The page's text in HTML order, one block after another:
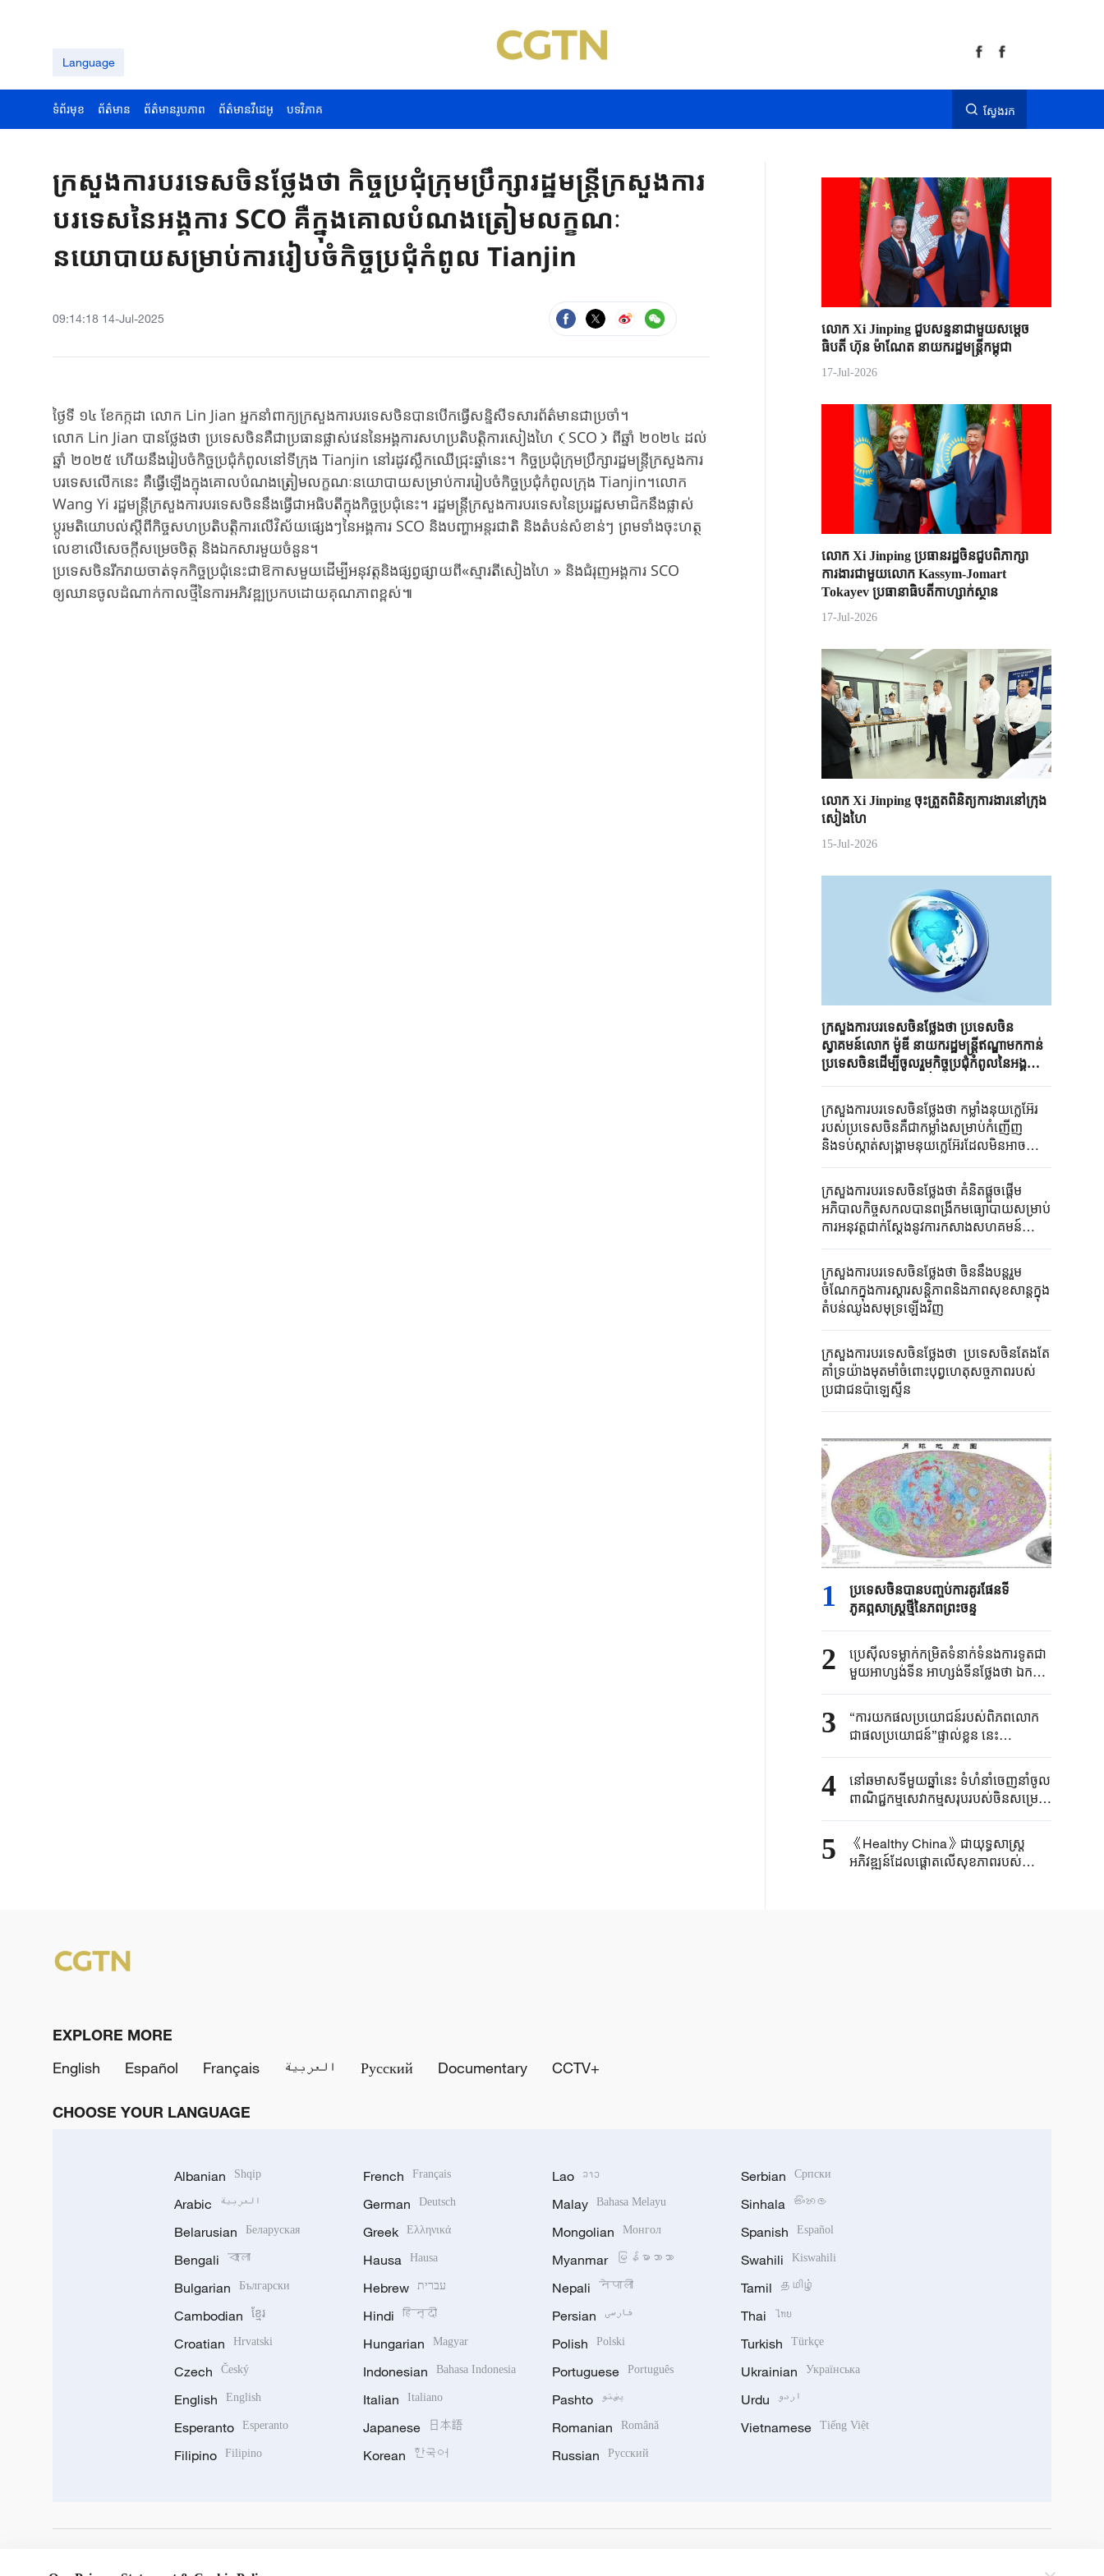
Language
ទំព័រមុខ ព័ត៌មាន ព័ត៌មានរូបភាព ព័ត៌មានវីដេអូ បទវិភាគ ស្វែងរក
ក្រសួងការបរទេសចិនថ្លែងថា កិច្ចប្រជុំក្រុមប្រឹក្សារដ្ឋមន្ត្រីក្រសួងការ
បរទេសនៃអង្គការ SCO គឺក្នុងគោលបំណងត្រៀមលក្ខណៈ
នយោបាយសម្រាប់ការរៀបចំកិច្ចប្រជុំកំពូល Tianjin
09:14:18 14-Jul-2025
ថ្ងៃទី ១៤ ខែកក្កដា លោក Lin Jian អ្នកនាំពាក្យក្រសួងការបរទេសចិនបានបើកធ្វើសន្និសីទសារព័ត៌មានជាប្រចាំ។
លោក Lin Jian បានថ្លែងថា ប្រទេសចិនគឺជាប្រធានផ្លាស់វេននៃអង្គការសហប្រតិបត្តិការសៀងហៃ（SCO）ពីឆ្នាំ ២០២៤ ដល់
ឆ្នាំ ២០២៥ ហើយនឹងរៀបចំកិច្ចប្រជុំកំពូលនៅទីក្រុង Tianjin នៅរដូវស្លឹកឈើជ្រុះឆ្នាំនេះ។ កិច្ចប្រជុំ​ក្រុមប្រឹក្សា​រដ្ឋមន្ត្រី​ក្រសួងការ
បរទេសលើក​នេះ គឺធ្វើឡើងក្នុងគោលបំណង​ត្រៀមលក្ខណៈនយោបាយ​សម្រាប់​ការរៀបចំកិច្ចប្រជុំ​កំពូល​ក្រុង​ Tianjin។លោក
Wang Yi រដ្ឋមន្ត្រីក្រសួងការបរទេសចិននឹងធ្វើជាអធិបតីក្នុងកិច្ចប្រជុំនេះ។ រដ្ឋមន្ត្រីក្រសួងការបរទេសនៃប្ររដ្ឋសមាជិកនឹងផ្លាស់
ប្តូរមតិយោបល់ស្តីពីកិច្ចសហប្រតិបត្តិការលើវិស័យផ្សេងៗនៃអង្គការ SCO និងបញ្ហាអន្តរជាតិ និងតំបន់សំខាន់ៗ ព្រមទាំងចុះហត្ថ
លេខាលើសេចក្តីសម្រេចចិត្ត និងឯកសារមួយចំនួន។
ប្រទេសចិនរីករាយចាត់ទុកកិច្ចប្រជុំនេះជាឱកាសមួយដើម្បីអនុវត្តនិងផ្សព្វផ្សាយពី«ស្មារតីសៀងហៃ » និងជំរុញអង្គការ SCO
ឲ្យឈានចូលដំណាក់កាលថ្មីនៃការអភិវឌ្ឍប្រកបដោយគុណភាពខ្ពស់៕
លោក Xi Jinping ជួបសន្ទនាជាមួយសម្តេច
ធិបតី ហ៊ុន ម៉ាណែត នាយករដ្ឋមន្ត្រីកម្ពុជា
17-Jul-2026
លោក Xi Jinping ប្រធានរដ្ឋចិន​ជួបពិភាក្សា​
ការងារជាមួយ​លោក Kassym-Jomart ​
Tokayev ​ប្រធានាធិបតី​កាហ្សាក់ស្ថាន​
17-Jul-2026
លោក Xi Jinping ចុះត្រួតពិនិត្យការងារនៅក្រុង
សៀងហៃ
15-Jul-2026
ក្រសួងការបរទេសចិនថ្លែងថា ប្រទេសចិន
ស្វាគមន៍លោក ម៉ូឌី នាយករដ្ឋមន្ត្រីឥណ្ឌាមកកាន់
ប្រទេសចិនដើម្បីចូលរួមកិច្ចប្រជុំកំពូលនៃអង្គ
ក្រសួងការបរទេសចិនថ្លែងថា កម្លាំងនុយក្លេអ៊ែរ
របស់ប្រទេសចិនគឺជាកម្លាំងសម្រាប់កំញើញ
និងទប់ស្កាត់សង្គ្រាមនុយក្លេអ៊ែរដែលមិនអាច
ខ្វះខាតបាន
ក្រសួងការបរទេសចិនថ្លែងថា គំនិតផ្តួចផ្តើម
អភិបាលកិច្ចសកលបានពង្រីកមធ្យោបាយសម្រាប់
ការអនុវត្តជាក់ស្តែងនូវការកសាងសហគមន៍
ជោគវាសនារួមសម្រាប់មនុស្សជាតិ
ក្រសួងការបរទេសចិនថ្លែងថា ចិននឹងបន្តរួម
ចំណែកក្នុងការស្តារសន្តិភាពនិងភាពសុខសាន្តក្នុង
តំបន់ឈូងសមុទ្រឡើងវិញ
ក្រសួងការបរទេសចិនថ្លែងថា ប្រទេសចិនតែងតែ
គាំទ្រយ៉ាងមុតមាំចំពោះបុព្វហេតុសច្ចភាពរបស់
ប្រជាជនប៉ាឡេស្ទីន
1
ប្រទេសចិនបាន​បញ្ចប់ការគូរផែនទី​
ភូគព្ភសាស្ត្រ​ថ្មីនៃភពព្រះចន្ទ​​
2
ប្រេស៊ីល​ទម្លាក់កម្រិត​ទំនាក់ទំនង​ការទូត​ជា
មួយអាហ្សង់ទីន ​អាហ្សង់ទីនថ្លែងថា ​ឯកអគ្គ
រដ្ឋទូត​របស់ខ្លួន​ប្រចាំប្រេស៊ីលនឹង​ "​ធ្វើ
មាតុភូមិនិវត្តន៍​ដើម្បីឈប់​សម្រាក"​
3
“ការយកផលប្រយោជន៍របស់ពិភពលោក
ជាផលប្រយោជន៍”ផ្ទាល់ខ្លួន នេះ
បង្ហាញពីអារម្មរណ៍ការទូត និងទំនួលខុស
ត្រូវរបស់ប្រមុខរដ្ឋចិន
4
នៅឆមាសទីមួយឆ្នាំនេះ ទំហំនាំចេញនាំចូល
ពាណិជ្ជកម្មសេវាកម្មសរុបរបស់ចិនសម្រេច
បានកំណើនល្បឿនបង្គួរ
5
《Healthy China》​ជា​យុទ្ធសាស្ត្រ​
អភិវឌ្ឍន៍​ដែលផ្តោត​លើ​សុខភាព​របស់​
EXPLORE MORE
English
Español Français العربية Русский Documentary CCTV+
CHOOSE YOUR LANGUAGE
Albanian Shqip
Arabic العربية
Belarusian Беларуская
Bengali বাংলা
Bulgarian Български
Cambodian ខ្មែរ
Croatian Hrvatski
Czech Český
English English
Esperanto Esperanto
Filipino Filipino
French Français
German Deutsch
Greek Ελληνικά
Hausa Hausa
Hebrew עברית
Hindi हिन्दी
Hungarian Magyar
Indonesian Bahasa Indonesia
Italian Italiano
Japanese 日本語
Korean 한국어
Lao ລາວ
Malay Bahasa Melayu
Mongolian Монгол
Myanmar မြန်မာဘာသာ
Nepali नेपाली
Persian فارسی
Polish Polski
Portuguese Português
Pashto پښتو
Romanian Română
Russian Русский
Serbian Српски
Sinhala සිංහල
Spanish Español
Swahili Kiswahili
Tamil தமிழ்
Thai ไทย
Turkish Türkçe
Ukrainian Українська
Urdu اردو
Vietnamese Tiếng Việt